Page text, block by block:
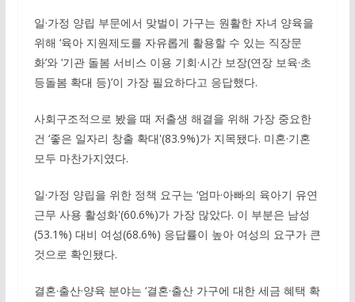
일·가정 양립 부문에서 맞벌이 가구는 원활한 자녀 양육을
위해 ‘육아 지원제도를 자유롭게 활용할 수 있는 직장문
화’와 ‘기관 돌봄 서비스 이용 기회·시간 보장(연장 보육·초
등돌봄 확대 등)’이 가장 필요하다고 응답했다.
사회구조적으로 봤을 때 저출생 해결을 위해 가장 중요한
건 ‘좋은 일자리 창출 확대'(83.9%)가 지목됐다. 미혼·기혼
모두 마찬가지였다.
일·가정 양립을 위한 정책 요구는 ‘엄마·아빠의 육아기 유연
근무 사용 활성화'(60.6%)가 가장 많았다. 이 부분은 남성
(53.1%) 대비 여성(68.6%) 응답률이 높아 여성의 요구가 큰
것으로 확인됐다.
결혼·출산·양육 분야는 ‘결혼·출산 가구에 대한 세금 혜택 확